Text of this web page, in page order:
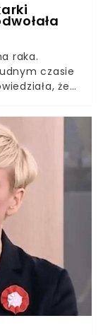
raka.
czasie
że
wystąpić w
pod
znowu
w
tamtej
na
artystki.